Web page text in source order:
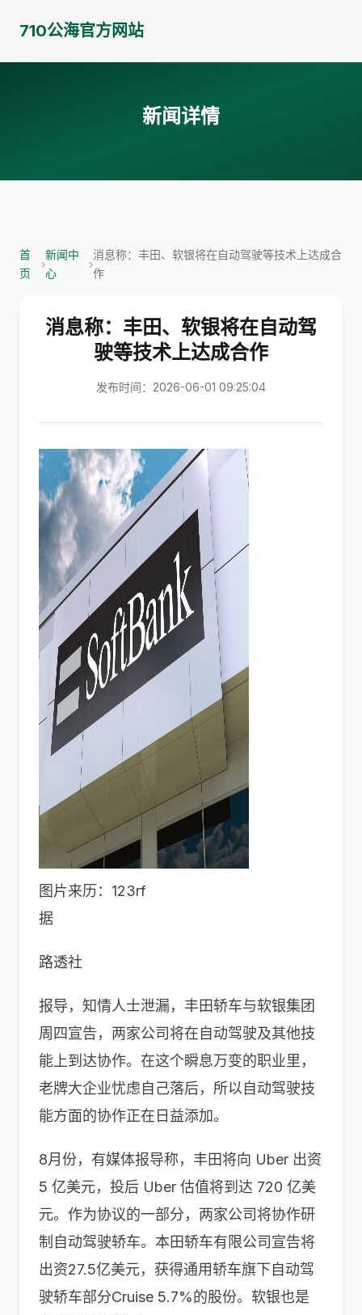
710公海官方网站
新闻详情
首
页
›
新闻中
心
›
消息称：丰田、软银将在自动驾驶等技术上达成合
作
消息称：丰田、软银将在自动驾
驶等技术上达成合作
发布时间：2026-06-01 09:25:04
图片来历：123rf
据
路透社
报导，知情人士泄漏，丰田轿车与软银集团
周四宣告，两家公司将在自动驾驶及其他技
能上到达协作。在这个瞬息万变的职业里，
老牌大企业忧虑自己落后，所以自动驾驶技
能方面的协作正在日益添加。
8月份，有媒体报导称，丰田将向 Uber 出资
5 亿美元，投后 Uber 估值将到达 720 亿美
元。作为协议的一部分，两家公司将协作研
制自动驾驶轿车。 本田轿车有限公司宣告将
出资27.5亿美元，获得通用轿车旗下自动驾
驶轿车部分Cruise 5.7%的股份。软银也是